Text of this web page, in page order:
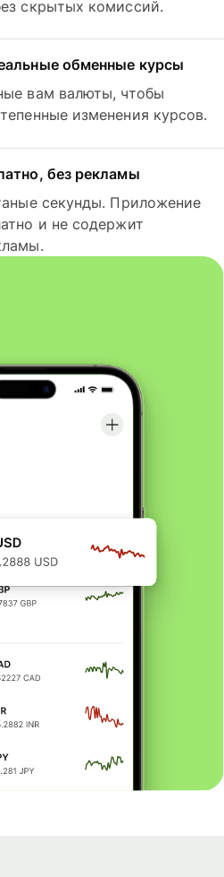
скрытых комиссий.
обменные курсы
вам валюты, чтобы
изменения курсов.
без рекламы
секунды. Приложение
и не содержит